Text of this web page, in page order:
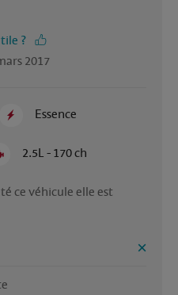
?
2017
Essence
2.5L - 170 ch
ce véhicule elle est